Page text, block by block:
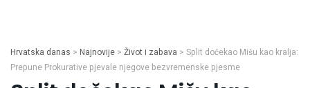
Hrvatska danas > Najnovije > Život i zabava > Split dočekao Mišu kao kralja:
Prepune Prokurative pjevale njegove bezvremenske pjesme